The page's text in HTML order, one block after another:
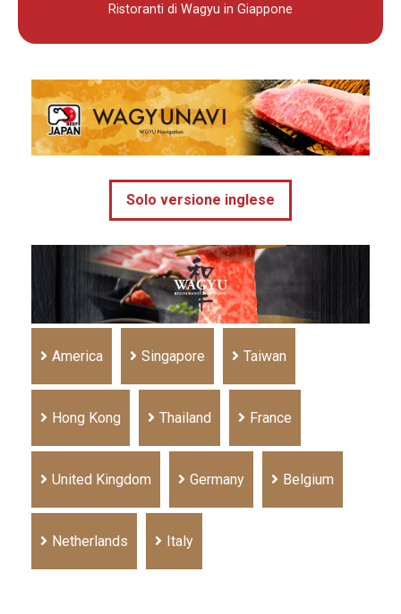
Ristoranti di Wagyu in Giappone
Solo versione inglese
America Singapore Taiwan
Hong Kong Thailand France
United Kingdom Germany Belgium
Netherlands Italy